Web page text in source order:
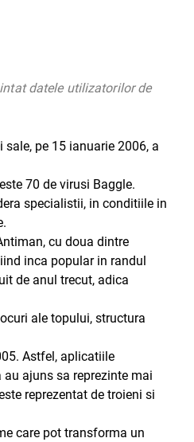
datele utilizatorilor de
pe 15 ianuarie 2006, a
70 de virusi Baggle.
specialistii, in conditiile in
cu doua dintre
inca popular in randul
de anul trecut, adica
ale topului, structura
Astfel, aplicatiile
ajuns sa reprezinte mai
reprezentat de troieni si
care pot transforma un